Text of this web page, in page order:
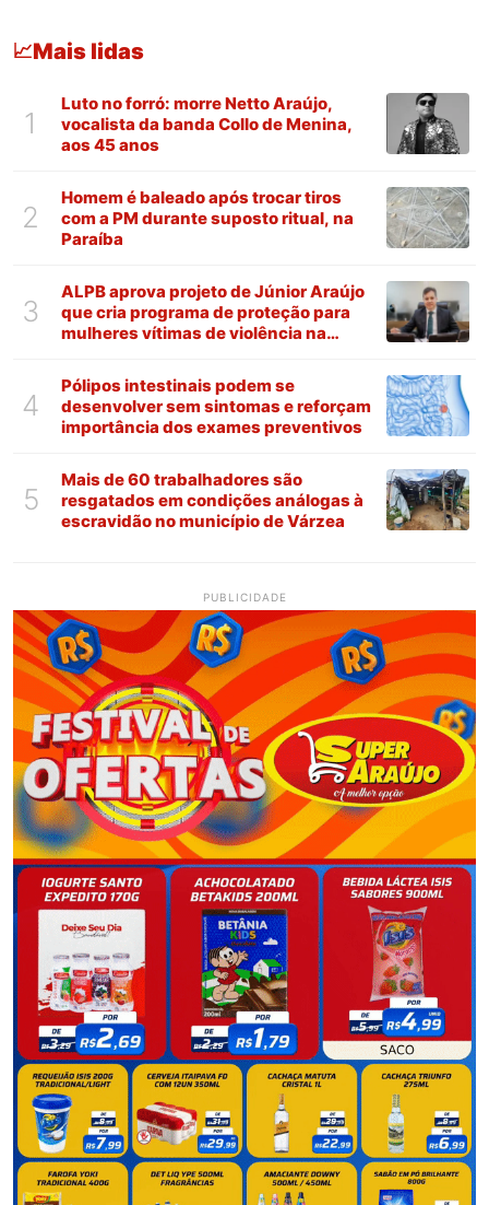
📈Mais lidas
1
Luto no forró: morre Netto Araújo,
vocalista da banda Collo de Menina,
aos 45 anos
2
Homem é baleado após trocar tiros
com a PM durante suposto ritual, na
Paraíba
3
ALPB aprova projeto de Júnior Araújo
que cria programa de proteção para
mulheres vítimas de violência na
4
Pólipos intestinais podem se
desenvolver sem sintomas e reforçam
importância dos exames preventivos
5
Mais de 60 trabalhadores são
resgatados em condições análogas à
escravidão no município de Várzea
PUBLICIDADE